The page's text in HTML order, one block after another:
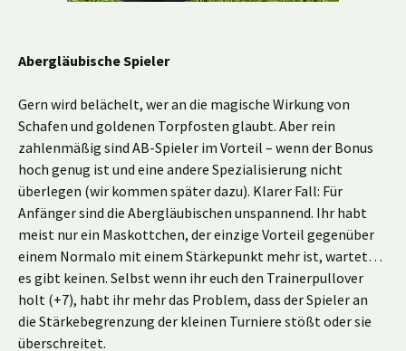
Abergläubische Spieler
Gern wird belächelt, wer an die magische Wirkung von
Schafen und goldenen Torpfosten glaubt. Aber rein
zahlenmäßig sind AB-Spieler im Vorteil – wenn der Bonus
hoch genug ist und eine andere Spezialisierung nicht
überlegen (wir kommen später dazu). Klarer Fall: Für
Anfänger sind die Abergläubischen unspannend. Ihr habt
meist nur ein Maskottchen, der einzige Vorteil gegenüber
einem Normalo mit einem Stärkepunkt mehr ist, wartet…
es gibt keinen. Selbst wenn ihr euch den Trainerpullover
holt (+7), habt ihr mehr das Problem, dass der Spieler an
die Stärkebegrenzung der kleinen Turniere stößt oder sie
überschreitet.